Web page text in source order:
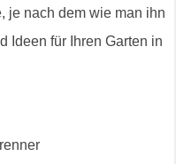
je nach dem wie man ihn
Ideen für Ihren Garten in